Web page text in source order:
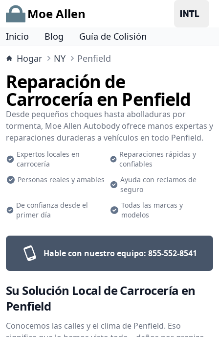
Moe Allen
Inicio Blog
Guía de Colisión
Hogar
NY Penfield
Reparación de
Carrocería en Penfield
Desde pequeños choques hasta abolladuras por
tormenta, Moe Allen Autobody ofrece manos expertas y
reparaciones duraderas a vehículos en todo Penfield.
Expertos locales en
carrocería
Reparaciones rápidas y
confiables
Personas reales y amables
Ayuda con reclamos de
seguro
De confianza desde el
primer día
Todas las marcas y
modelos
Hable con nuestro equipo: 855-552-8541
Su Solución Local de Carrocería en
Penfield
Conocemos las calles y el clima de Penfield. Eso